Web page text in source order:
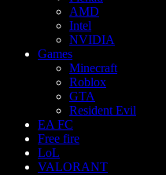
AMD
Intel
NVIDIA
Games
Minecraft
Roblox
GTA
Resident Evil
EA FC
Free fire
LoL
VALORANT